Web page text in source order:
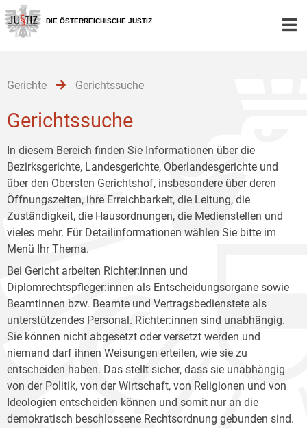
Zur
Hauptnavigation
[1]
Zum
Inhalt
[2]
Zum
Untermenü
[3]
DIE ÖSTERREICHISCHE JUSTIZ
Gerichte Gerichtssuche
Gerichtssuche
In diesem Bereich finden Sie Informationen über die
Bezirksgerichte, Landesgerichte, Oberlandesgerichte und
über den Obersten Gerichtshof, insbesondere über deren
Öffnungszeiten, ihre Erreichbarkeit, die Leitung, die
Zuständigkeit, die Hausordnungen, die Medienstellen und
vieles mehr. Für Detailinformationen wählen Sie bitte im
Menü Ihr Thema.
Bei Gericht arbeiten Richter:innen und
Diplomrechtspfleger:innen als Entscheidungsorgane sowie
Beamtinnen bzw. Beamte und Vertragsbedienstete als
unterstützendes Personal. Richter:innen sind unabhängig.
Sie können nicht abgesetzt oder versetzt werden und
niemand darf ihnen Weisungen erteilen, wie sie zu
entscheiden haben. Das stellt sicher, dass sie unabhängig
von der Politik, von der Wirtschaft, von Religionen und von
Ideologien entscheiden können und somit nur an die
demokratisch beschlossene Rechtsordnung gebunden sind.